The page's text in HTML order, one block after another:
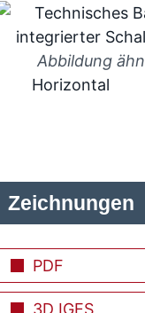
Abbildung
Horizontal
Zeichnungen
PDF
3D IGES